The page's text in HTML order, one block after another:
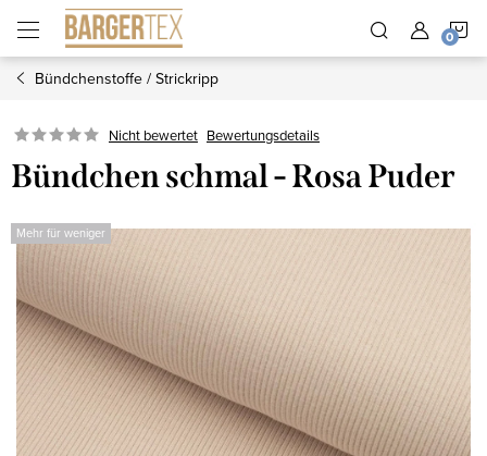
Inhalt
springen
Bündchenstoffe / Strickripp
Nicht bewertet Bewertungsdetails
Bündchen schmal - Rosa Puder
Mehr für weniger